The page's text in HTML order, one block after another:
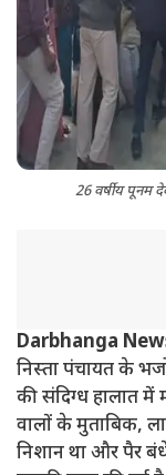
26 वर्षीय पूनम
Darbhanga
निस्ता पंचायत के
की संदिग्ध हालात
वालों के मुताबिक,
निशान था और पैर